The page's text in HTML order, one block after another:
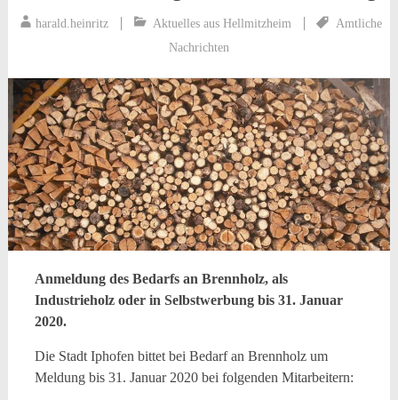
harald.heinritz Aktuelles aus Hellmitzheim
Amtliche
Nachrichten
Anmeldung des Bedarfs an Brennholz, als
Industrieholz oder in Selbstwerbung bis 31. Januar
2020.
Die Stadt Iphofen bittet bei Bedarf an Brennholz um
Meldung bis 31. Januar 2020 bei folgenden Mitarbeitern: